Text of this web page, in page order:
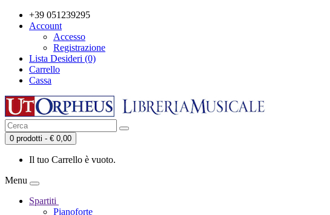
+39 051239295
Account
Accesso
Registrazione
Lista Desideri (0)
Carrello
Cassa
0 prodotti - € 0,00
Il tuo Carrello è vuoto.
Menu
Spartiti
Pianoforte